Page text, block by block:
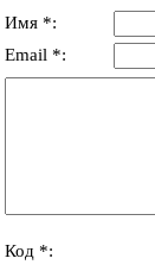
Имя *:
Email *:
Код *: